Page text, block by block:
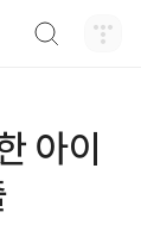
아이